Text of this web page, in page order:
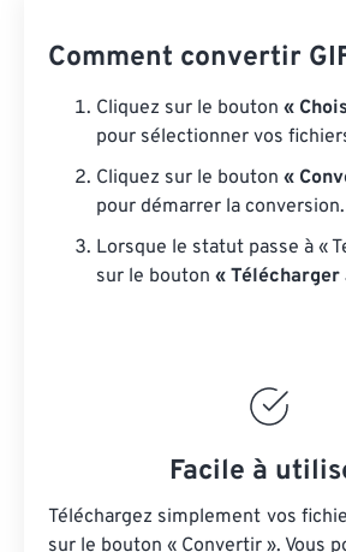
Comment convertir
Cliquez sur le bouton «
pour sélectionner vos
Cliquez sur le bouton «
pour démarrer la conversion.
Lorsque le statut passe à «
sur le bouton « Télécharger
Facile à
Téléchargez simplement vos
sur le bouton « Convertir ». Vous